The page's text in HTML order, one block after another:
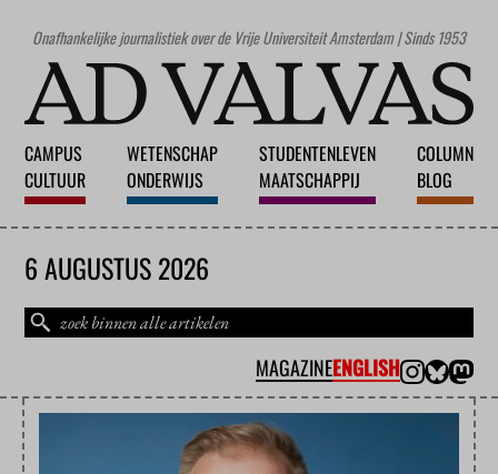
Onafhankelijke journalistiek over de Vrije Universiteit Amsterdam | Sinds 1953
CAMPUS
CULTUUR
WETENSCHAP
ONDERWIJS
STUDENTENLEVEN
MAATSCHAPPIJ
COLUMN
BLOG
6 AUGUSTUS 2026
MAGAZINEENGLISH